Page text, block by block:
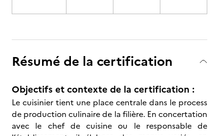
Résumé de la certification
Objectifs et contexte de la certification :
Le cuisinier tient une place centrale dans le process
de production culinaire de la filière. En concertation
avec le chef de cuisine ou le responsable de